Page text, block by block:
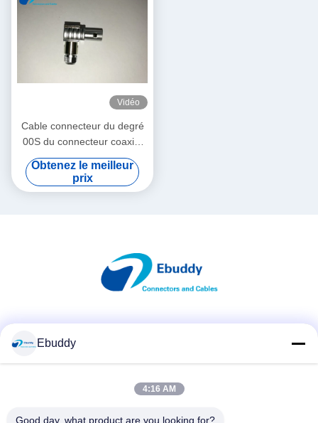
Vidéo
Cable connecteur du degré
00S du connecteur coaxial
90 de Lemo pour l'enquête
FLA.00.250
Obtenez le meilleur
prix
Contactez rapidement
Télégramme
Ebuddy
4:16 AM
Good day, what product are you looking for?